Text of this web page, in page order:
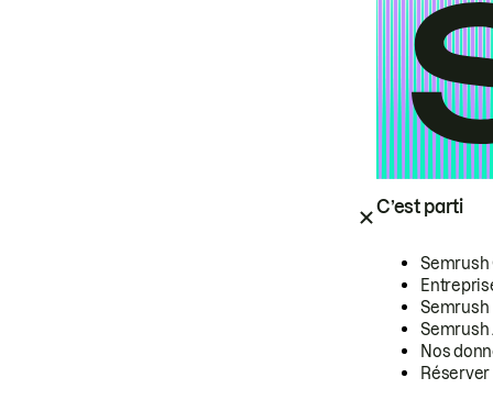
C’est parti
Semrush
Semrush
Semrush
Nos